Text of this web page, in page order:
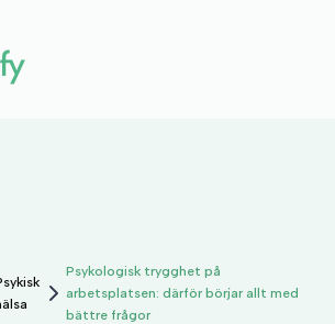
Psykologisk trygghet på
arbetsplatsen: därför börjar allt med
bättre frågor